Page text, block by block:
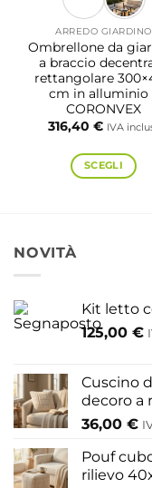
prodotto
ARREDO GIARDINO
Ombrellone da
a braccio
rettangolare
cm in alluminio
CORONVEX
316,40 € IVA
SCEGLI
opzioni
essere
nella
pagina
del
NOVITÀ
Kit letto
125,00 €
Cuscino
decoro a
36,00 €
Pouf
rilievo